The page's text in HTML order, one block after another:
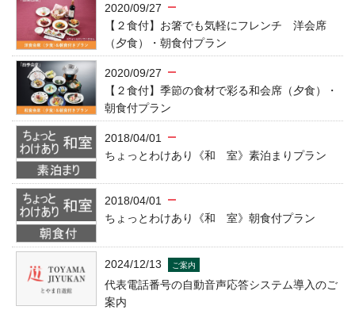
2020/09/27
【２食付】お箸でも気軽にフレンチ 洋会席
（夕食）・朝食付プラン
2020/09/27
【２食付】季節の食材で彩る和会席（夕食）・
朝食付プラン
2018/04/01
ちょっとわけあり《和 室》素泊まりプラン
2018/04/01
ちょっとわけあり《和 室》朝食付プラン
2024/12/13 ご案内
代表電話番号の自動音声応答システム導入のご
案内